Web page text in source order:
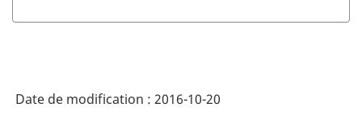
Date de modification : 2016-10-20